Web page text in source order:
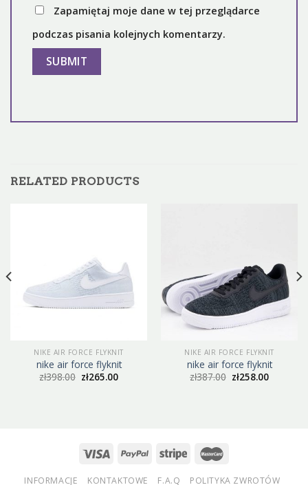
Zapamiętaj moje dane w tej przeglądarce
podczas pisania kolejnych komentarzy.
RELATED PRODUCTS
NIKE AIR FORCE FLYKNIT
nike air force flyknit
zł398.00 zł265.00
NIKE AIR FORCE FLYKNIT
nike air force flyknit
zł387.00 zł258.00
INFORMACJE KONTAKTOWE F.A.Q
POLITYKA ZWROTÓW